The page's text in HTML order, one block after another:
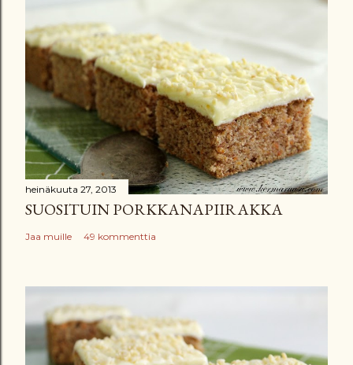
ä
k
m
m
e
n
t
t
i
heinäkuuta 27, 2013
SUOSITUIN PORKKANAPIIRAKKA
Jaa muille 49 kommenttia